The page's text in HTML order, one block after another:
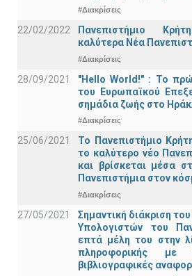
#Διακρίσεις
22/02/2022
Πανεπιστήμιο
καλύτερα Νέα
#Διακρίσεις
28/09/2021
"Hello World!" : Το
του Ευρωπαϊκού
σημάδια ζωής στο
#Διακρίσεις
25/06/2021
Το Πανεπιστήμιο
το καλύτερο νέο
και βρίσκεται μέσα
Πανεπιστήμια στον
#Διακρίσεις
27/05/2021
Σημαντική διάκριση
Υπολογιστών του
επτά μέλη του στην
πληροφορικής με
βιβλιογραφικές